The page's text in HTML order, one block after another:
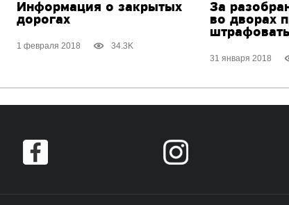
Информация о закрытых
дорогах
1 февраля 2018 34.3K
За
во дворах
штрафовать
31 января 2018